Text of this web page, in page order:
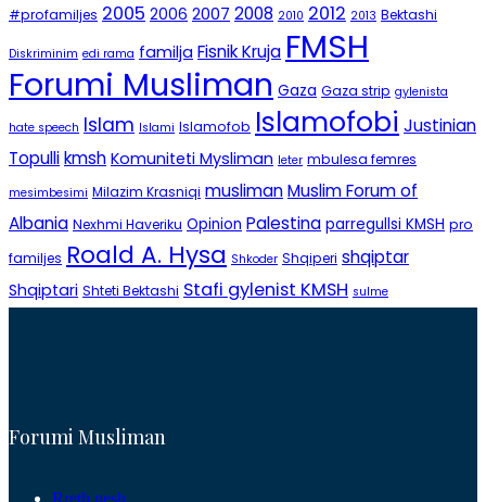
#profamiljes 2005 2006 2007 2008 2010 2012 2013 Bektashi
Diskriminim edi rama familja Fisnik Kruja FMSH
Forumi Musliman Gaza Gaza strip gylenista
hate speech Islam Islami Islamofob Islamofobi Justinian
Topullikmsh Komuniteti Mysliman leter mbulesa femres
mesimbesimi Milazim Krasniqi muslimanMuslim Forum of
Albania Nexhmi Haveriku Opinion Palestina parregullsi KMSH pro
familjes Roald A. Hysa Shkoder Shqiperi shqiptar
Shqiptari Shteti Bektashi Stafi gylenist KMSH sulme
Forumi Musliman
Rreth nesh